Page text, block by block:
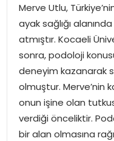
GÜNCEL
Merve Utlu,
ayak sağlığı
atmıştır. Kocaeli
sonra, podoloji
deneyim kazanarak
olmuştur. Merve’nin
onun işine olan
verdiği önceliktir.
bir alan olmasına